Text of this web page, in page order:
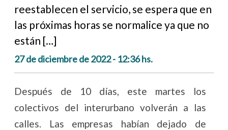
reestablecen el servicio, se espera que en
las próximas horas se normalice ya que no
están […]
27 de diciembre de 2022 - 12:36 hs.
Después de 10 días, este martes los
colectivos del interurbano volverán a las
calles. Las empresas habían dejado de